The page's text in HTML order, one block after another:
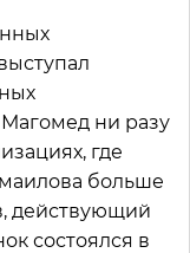
ни разу
где
больше
действующий
состоялся в